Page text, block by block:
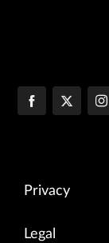
Privacy
Legal